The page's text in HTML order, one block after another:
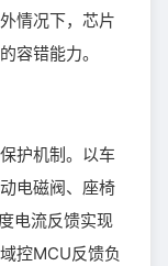
情况下，芯片
容错能力。
护机制。以车
电磁阀、座椅
电流反馈实现
控MCU反馈负